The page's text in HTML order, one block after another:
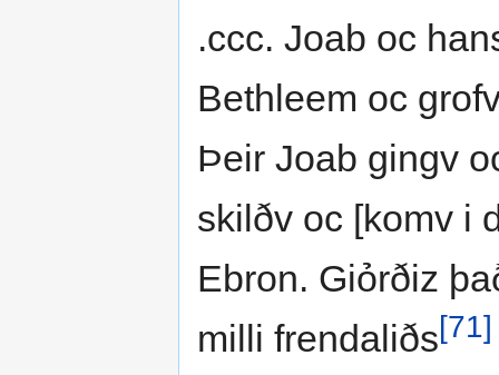
.ccc. Joab oc
Bethleem oc
Þeir Joab gingv
skilðv oc [komv i
Ebron. Giỏrðiz
milli frendaliðs[71]